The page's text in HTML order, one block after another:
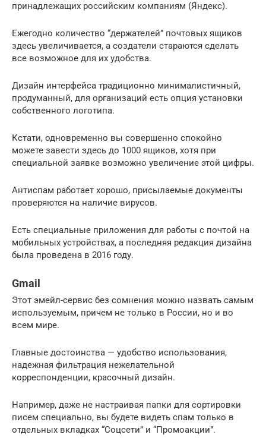
принадлежащих российским компаниям (Яндекс).
Ежегодно количество “держателей” почтовых ящиков
здесь увеличивается, а создатели стараются сделать
все возможное для их удобства.
Дизайн интерфейса традиционно минималистичный,
продуманный, для организаций есть опция установки
собственного логотипа.
Кстати, одновременно вы совершенно спокойно
можете завести здесь до 1000 ящиков, хотя при
специальной заявке возможно увеличение этой цифры.
Антиспам работает хорошо, присылаемые документы
проверяются на наличие вирусов.
Есть специальные приложения для работы с почтой на
мобильных устройствах, а последняя редакция дизайна
была проведена в 2016 году.
Gmail
Этот эмейл-сервис без сомнения можно назвать самым
используемым, причем не только в России, но и во
всем мире.
Главные достоинства — удобство использования,
надежная фильтрация нежелательной
корреспонденции, красочный дизайн.
Например, даже не настраивая папки для сортировки
писем специально, вы будете видеть спам только в
отдельных вкладках “Соцсети” и “Промоакции”.